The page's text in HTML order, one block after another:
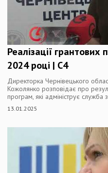
Реалізації грантових
2024 році | C4
Директорка Чернівецького
Кожолянко розповідає про
програм, які адмініструє служба
13.01.2025